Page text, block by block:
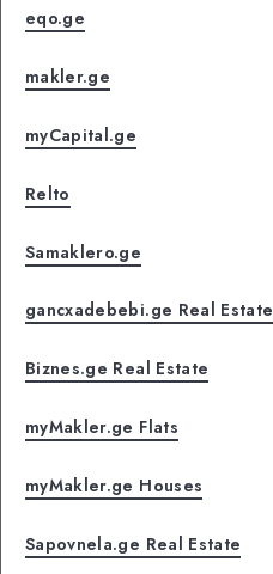
eqo.ge
makler.ge
myCapital.ge
Relto
Samaklero.ge
gancxadebebi.ge Real Estate
Biznes.ge Real Estate
myMakler.ge Flats
myMakler.ge Houses
Sapovnela.ge Real Estate